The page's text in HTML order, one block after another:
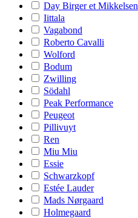
Day Birger et Mikkelsen
Iittala
Vagabond
Roberto Cavalli
Wolford
Bodum
Zwilling
Södahl
Peak Performance
Peugeot
Pillivuyt
Ren
Miu Miu
Essie
Schwarzkopf
Estée Lauder
Mads Nørgaard
Holmegaard